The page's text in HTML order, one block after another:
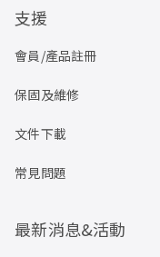
支援
會員/產品註冊
保固及維修
文件下載
常見問題
最新消息&活動